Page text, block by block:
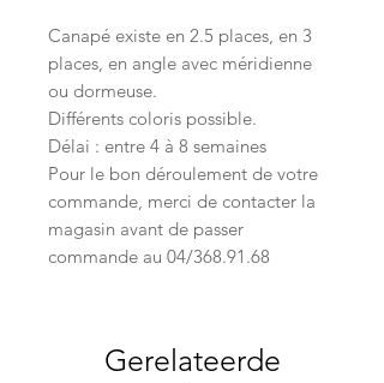
Canapé existe en 2.5 places, en 3
places, en angle avec méridienne
ou dormeuse.
Différents coloris possible.
Délai : entre 4 à 8 semaines
Pour le bon déroulement de votre
commande, merci de contacter la
magasin avant de passer
commande au 04/368.91.68
Gerelateerde